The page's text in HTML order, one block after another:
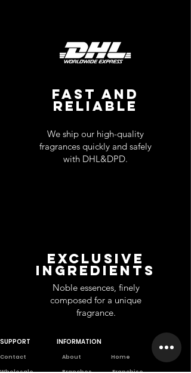
FAST AND
RELIABLE
We ship our high-quality
fragrances quickly and safely
with DHL&DPD.
EXCLUSIVE
INGREDIENTS
Noble essences, finely
composed for a unique
fragrance.
SUPPORT INFORMATION
Contact About Home